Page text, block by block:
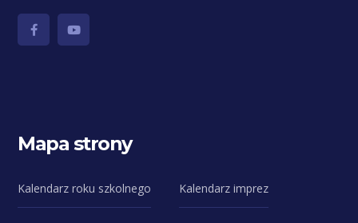
Mapa strony
Kalendarz roku szkolnego Kalendarz imprez